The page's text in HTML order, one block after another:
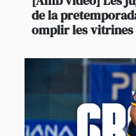
de la
omplir les vitrines